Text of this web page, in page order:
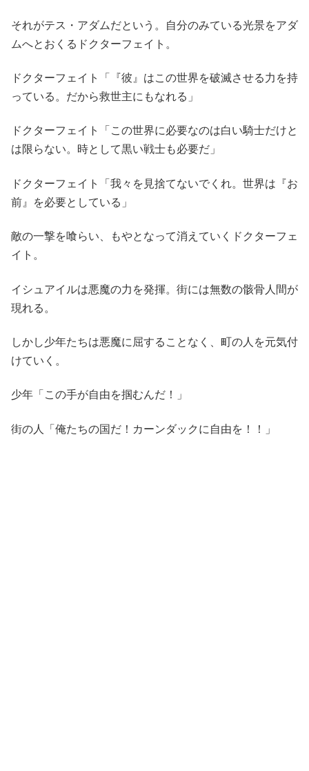
それがテス・アダムだという。自分のみている光景をアダ
ムへとおくるドクターフェイト。
ドクターフェイト「『彼』はこの世界を破滅させる力を持
っている。だから救世主にもなれる」
ドクターフェイト「この世界に必要なのは白い騎士だけと
は限らない。時として黒い戦士も必要だ」
ドクターフェイト「我々を見捨てないでくれ。世界は『お
前』を必要としている」
敵の一撃を喰らい、もやとなって消えていくドクターフェ
イト。
イシュアイルは悪魔の力を発揮。街には無数の骸骨人間が
現れる。
しかし少年たちは悪魔に屈することなく、町の人を元気付
けていく。
少年「この手が自由を掴むんだ！」
街の人「俺たちの国だ！カーンダックに自由を！！」